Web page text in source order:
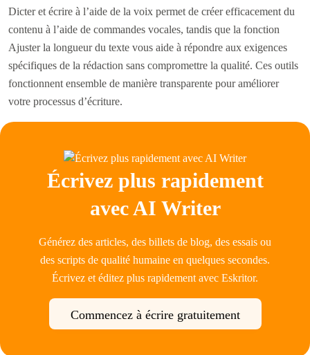
Dicter et écrire à l’aide de la voix permet de créer efficacement du
contenu à l’aide de commandes vocales, tandis que la fonction
Ajuster la longueur du texte vous aide à répondre aux exigences
spécifiques de la rédaction sans compromettre la qualité. Ces outils
fonctionnent ensemble de manière transparente pour améliorer
votre processus d’écriture.
Écrivez plus rapidement
avec AI Writer
Générez des articles, des billets de blog, des essais ou
des scripts de qualité humaine en quelques secondes.
Écrivez et éditez plus rapidement avec Eskritor.
Commencez à écrire gratuitement